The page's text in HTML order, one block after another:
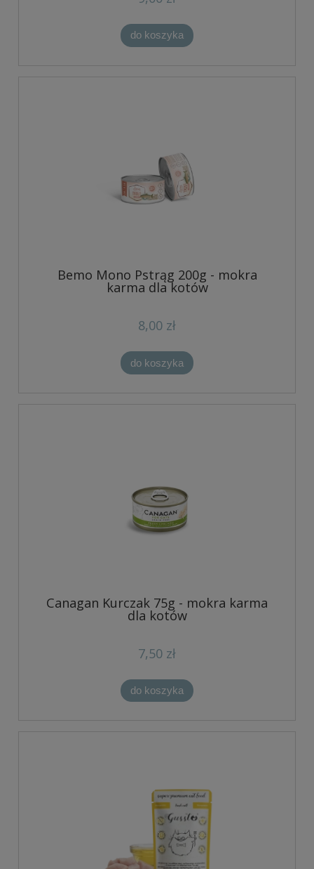
do koszyka
Bemo Mono Pstrąg 200g - mokra
karma dla kotów
8,00 zł
do koszyka
Canagan Kurczak 75g - mokra karma
dla kotów
7,50 zł
do koszyka